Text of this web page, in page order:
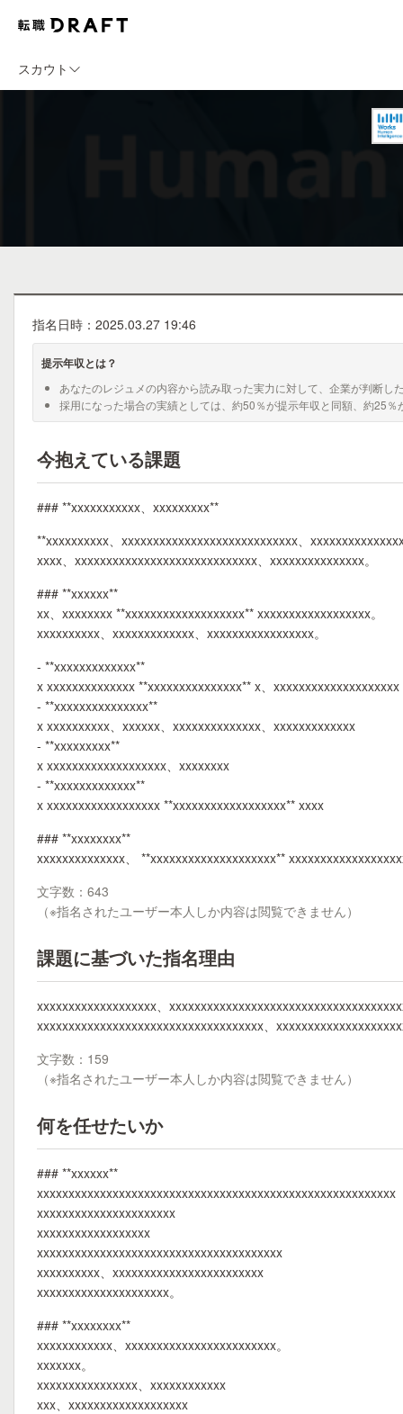
スカウト
指名日時：2025.03.27 19:46
提示年収とは？
あなたのレジュメの内容から読み取った実力に対して、企業が判断し
採用になった場合の実績としては、約50％が提示年収と同額、約25
今抱えている課題
### **xxxxxxxxxxx、xxxxxxxxx**
**xxxxxxxxxx、xxxxxxxxxxxxxxxxxxxxxxxxxxxx、
xxxx、xxxxxxxxxxxxxxxxxxxxxxxxxxxxx、xxxxxxxxxxxxxxx。
### **xxxxxx**
xx、xxxxxxxx **xxxxxxxxxxxxxxxxxxx** xxxxxxxxxxxxxxxxxx。
xxxxxxxxxx、xxxxxxxxxxxxx、xxxxxxxxxxxxxxxxx。
- **xxxxxxxxxxxxx**
x xxxxxxxxxxxxxx **xxxxxxxxxxxxxxx** x、xxxxxxxxxxxxxxxxxxxx
- **xxxxxxxxxxxxxxx**
x xxxxxxxxxx、xxxxxx、xxxxxxxxxxxxxx、xxxxxxxxxxxxx
- **xxxxxxxxx**
x xxxxxxxxxxxxxxxxxxx、xxxxxxxx
- **xxxxxxxxxxxxx**
x xxxxxxxxxxxxxxxxxx **xxxxxxxxxxxxxxxxxx** xxxx
### **xxxxxxxx**
xxxxxxxxxxxxxx、 **xxxxxxxxxxxxxxxxxxxx**
文字数：643
（※指名されたユーザー本人しか内容は閲覧できません）
課題に基づいた指名理由
xxxxxxxxxxxxxxxxxxx、
xxxxxxxxxxxxxxxxxxxxxxxxxxxxxxxxxxxx、
文字数：159
（※指名されたユーザー本人しか内容は閲覧できません）
何を任せたいか
### **xxxxxx**
xxxxxxxxxxxxxxxxxxxxxxxxxxxxxxxxxxxxxxxxxxxxxxxxxxxxxxxxx
xxxxxxxxxxxxxxxxxxxxxx
xxxxxxxxxxxxxxxxxx
xxxxxxxxxxxxxxxxxxxxxxxxxxxxxxxxxxxxxxx
xxxxxxxxxx、xxxxxxxxxxxxxxxxxxxxxxxx
xxxxxxxxxxxxxxxxxxxxx。
### **xxxxxxxx**
xxxxxxxxxxxx、xxxxxxxxxxxxxxxxxxxxxxxx。
xxxxxxx。
xxxxxxxxxxxxxxxx、xxxxxxxxxxxx
xxx、xxxxxxxxxxxxxxxxxxx